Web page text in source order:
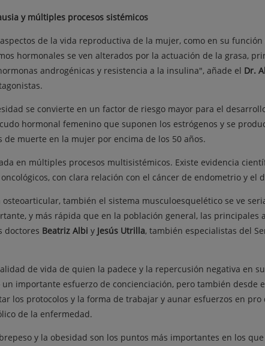
y múltiples procesos sistémicos
de la vida reproductiva de la mujer, como en su
hormonales se ven alterados por la actuación de la grasa,
androgénicas y resistencia a la insulina", añade el Dr.
se convierte en un factor de riesgo mayor para el
hormonal femenino que suponen los estrógenos y se
muerte en la mujer por encima de los 50 años.
en múltiples procesos multisistémicos. Existe evidencia
con clara relación con el cáncer de endometrio y el
también el sistema musculoesquelético se ve
y más rápida que en la población general, las
doctores Beatriz Albi y Jesús Utrilla, también especialistas del
de vida de quien la padece y la repercusión negativa en
importante esfuerzo de concienciación, pero también
los protocolos y la forma de trabajar y aunar esfuerzos en
de la enfermedad.
y la obesidad son los puntos más importantes en los